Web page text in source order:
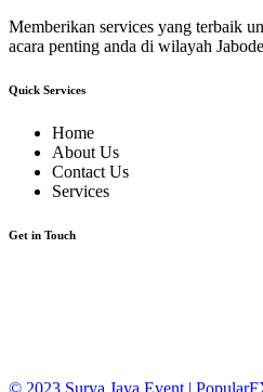
Memberikan services yang terbaik
acara penting anda di wilayah
Quick Services
Home
About Us
Contact Us
Services
Get in Touch
© 2023 Surya Jaya Event |